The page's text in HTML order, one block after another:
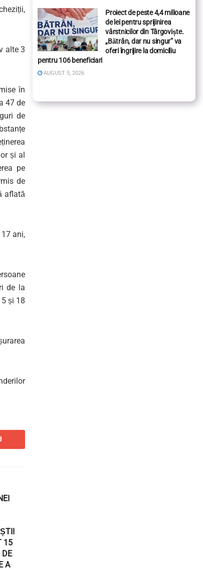
alte 3
în
47 de
de
și al
pe
de
aflată
ani,
de la
și 18
15
A
Proiect de peste 4,4 milioane
de lei pentru sprijinirea
vârstnicilor din Târgoviște.
„Bătrân, dar nu singur” va
oferi îngrijire la domiciliu
pentru 106 beneficiari
AUGUST 5, 2026